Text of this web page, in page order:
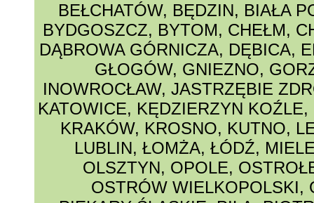
BEŁCHATÓW, BĘDZIN, BIAŁA
BYDGOSZCZ, BYTOM, CHEŁM,
DĄBROWA GÓRNICZA, DĘBICA,
GŁOGÓW, GNIEZNO,
INOWROCŁAW, JASTRZĘBIE
KATOWICE, KĘDZIERZYN KOŹLE,
KRAKÓW, KROSNO, KUTNO,
LUBLIN, ŁOMŻA, ŁÓDŹ,
OLSZTYN, OPOLE,
OSTRÓW WIELKOPOLSKI,